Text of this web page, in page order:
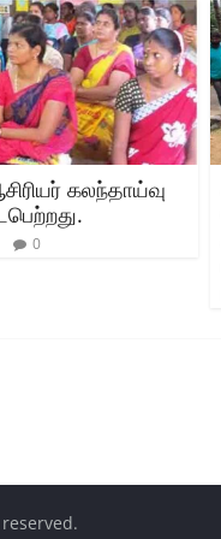
கலந்தாய்வு
0